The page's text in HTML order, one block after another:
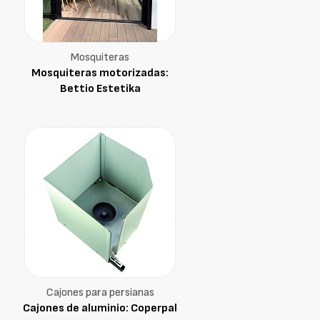
Mosquiteras
Mosquiteras motorizadas:
Bettio Estetika
Cajones para persianas
Cajones de aluminio: Coperpal